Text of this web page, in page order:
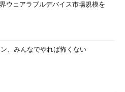
ウェアラブルデバイス市場規模を
、みんなでやれば怖くない